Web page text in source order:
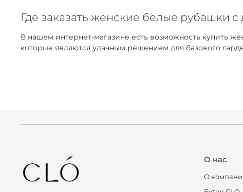
Где заказать женские белые рубашки
В нашем интернет-магазине есть возможность купить
которые являются удачным решением для базового
О нас
О